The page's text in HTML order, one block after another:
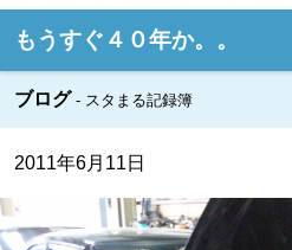
もうすぐ４０年か。。
ブログ スタまる記録簿
2011年6月11日